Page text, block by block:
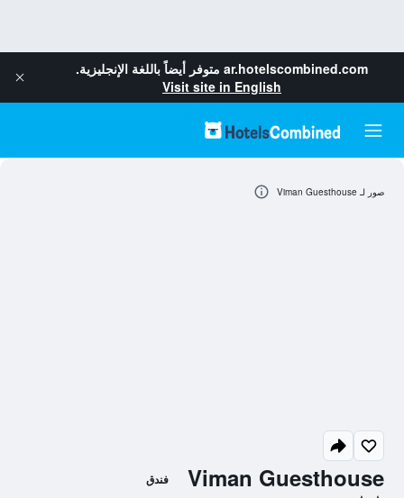
ar.hotelscombined.com متوفر أيضاً باللغة الإنجليزية.
Visit site in English
Viman Guesthouse فندق
صور لـ Viman Guesthouse